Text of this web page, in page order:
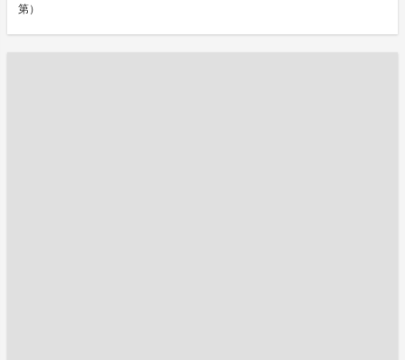
第）